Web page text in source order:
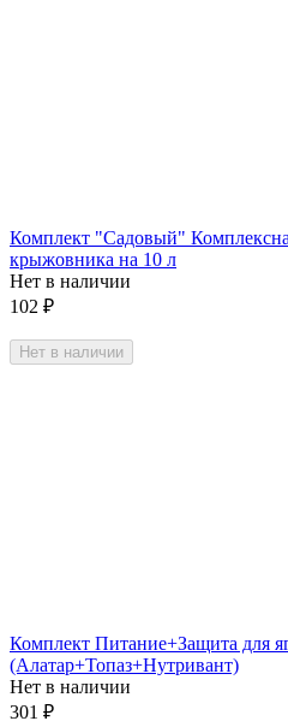
Комплект "Садовый"
крыжовника на 10 л
Нет в наличии
102 ₽
Нет в наличии
Комплект Питание+Защита для
(Алатар+Топаз+Нутривант)
Нет в наличии
301 ₽